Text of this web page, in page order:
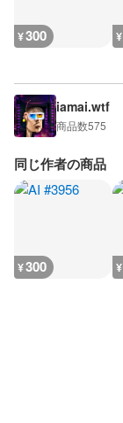
¥300 ¥
iamai.wtf
商品数575
同じ作者の商品
¥300 ¥